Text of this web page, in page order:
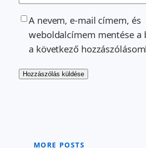
A nevem, e-mail címem, és
weboldalcímem mentése a
a következő
MORE POSTS